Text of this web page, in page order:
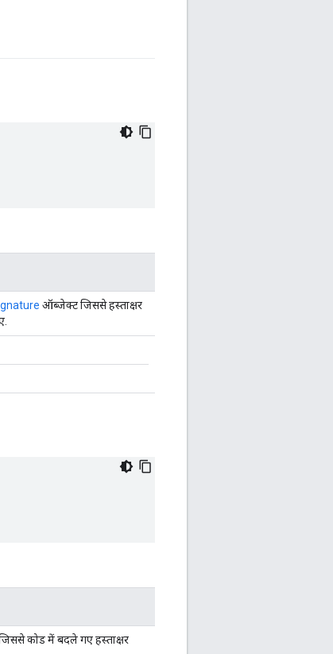
ऑब्जेक्ट जिससे हस्ताक्षर
कोड में बदले गए हस्ताक्षर